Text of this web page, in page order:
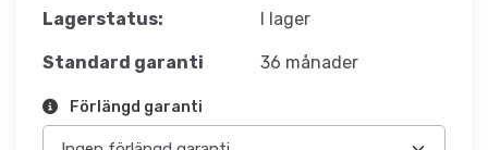
Lagerstatus: I lager
Standard garanti 36 månader
Förlängd garanti